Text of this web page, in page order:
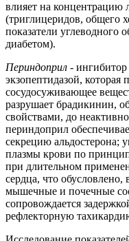
влияет на концентрацию
(триглицеридов,
показатели углеводного
диабетом).
Периндоприл -
экзопептидазой, которая
сосудосуживающее
разрушает брадикинин,
свойствами, до
периндоприл
секрецию альдостерона;
плазмы крови по
при длительном
сердца, что
мышечные и почечные
сопровождается
рефлекторную